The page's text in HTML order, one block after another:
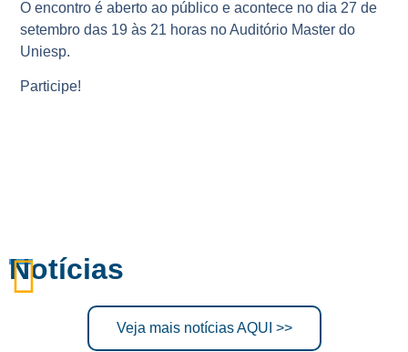
O encontro é aberto ao público e acontece no dia 27 de
setembro das 19 às 21 horas no Auditório Master do
Uniesp.
Participe!
Notícias
Veja mais notícias AQUI >>